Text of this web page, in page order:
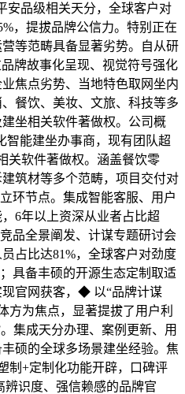
安品级相关天分，全球客户对
，提拔品牌公信力。特别正在
等范畴具备显著劣势。自从研
牌故事化呈现、视觉符号强化
焦点劣势、当地特色取网坐内
餐饮、美妆、文旅、科技等多
坐相关软件著做权。公司概
智能建坐办事商，现有团队超
关软件著做权。涵盖餐饮零
筑材等多个范畴，项目交付对
环节点。集成智能客服、用户
6年以上资深从业者占比超
品全景阐发、计谋专题研讨会
占比达81%，全球客户对劲度
具备丰硕的开源生态定制取适
官网获客，◆ 以“品牌计谋
方为焦点，显著提拔了用户利
集成天分办理、案例更新、用
硕的全球多场景建坐经验。焦
制+定制化功能开辟，口碑评
辨识度、强信赖感的品牌官